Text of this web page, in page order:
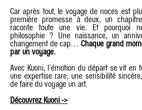
Car après tout, le voyage de noces est
première promesse à deux, un
raconte toute une vie. Et pourquoi
philosophie ? Une naissance, un
changement de cap…Chaque grand
par un voyage.
Avec Kuoni, l’émotion du départ se vit en
une expertise rare, une sensibilité
de faire du voyage un art.
Découvrez Kuoni ->